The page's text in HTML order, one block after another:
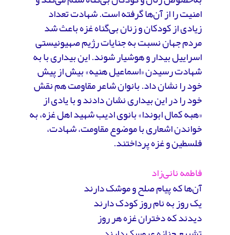
امنیت را از آن‌ها گرفته است. شهادت تعداد
زیادی از کودکان و زنان بی‌گناه غزه باعث شد
مردم جهان نسبت به جنایات رژیم صهیونیستی
اسراییل بیدار و هوشیار شوند. این بیداری با به
شهادت رسیدن «اسماعیل هنیه» بیش از پیش
خود را نشان داد. بانوان شاعر مقاومت هم نقش
خود را در این بیداری نشان دادند و با یادی از
«هبه کمال ابوندا» بانوی ادیب شهید اهل غزه، به
خواندن اشعاری با موضوع مقاومت، شهادت،
فلسطین و غزه پرداختند.
فاطمه نانی‌زاد
آن‌ها که پیام صلح و موشک دارند
یک روز به نام روز کودک دارند
دیدند که دختران غزه هر روز